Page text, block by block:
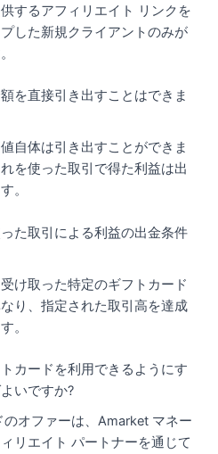
するアフィリエイト リンクを
した新規クライアントのみが
を直接引き出すことはできま
自体は引き出すことができま
を使った取引で得た利益は出
。
た取引による利益の出金条件
け取った特定のギフトカード
り、指定された取引高を達成
。
カードを利用できるようにす
いですか?
のオファーは、Amarket マネー
リエイト パートナーを通じて